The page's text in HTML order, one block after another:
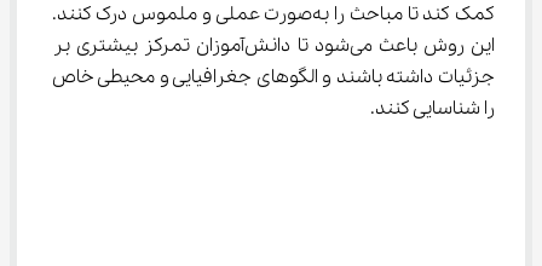
کمک کند تا مباحث را به‌صورت عملی و ملموس درک کنند.
این روش باعث می‌شود تا دانش‌آموزان تمرکز بیشتری بر
جزئیات داشته باشند و الگوهای جغرافیایی و محیطی خاص
را شناسایی کنند.